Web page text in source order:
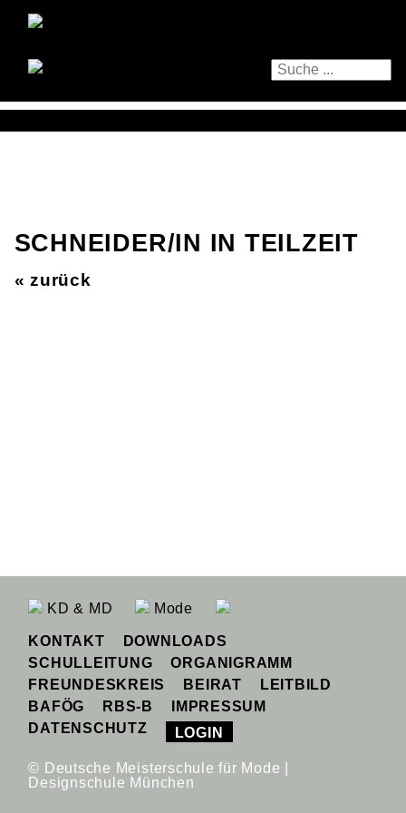
SCHNEIDER/IN IN TEILZEIT
« zurück
KD & MD Mode
KONTAKT
DOWNLOADS
SCHULLEITUNG
ORGANIGRAMM
FREUNDESKREIS
BEIRAT
LEITBILD
BAFÖG
RBS-B
IMPRESSUM
DATENSCHUTZ
LOGIN
© Deutsche Meisterschule für Mode |
Designschule München